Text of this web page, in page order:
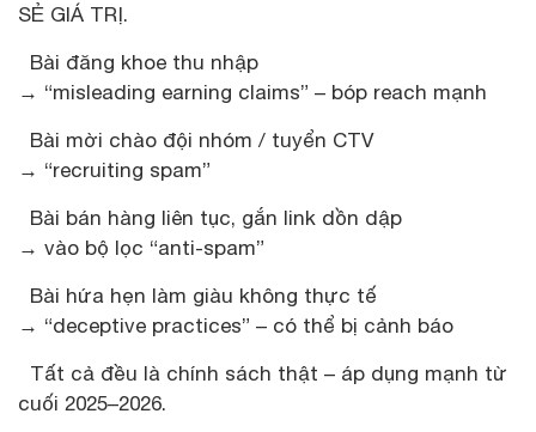
SẺ GIÁ TRỊ.
Bài đăng khoe thu nhập
→ “misleading earning claims” – bóp reach mạnh
Bài mời chào đội nhóm / tuyển CTV
→ “recruiting spam”
Bài bán hàng liên tục, gắn link dồn dập
→ vào bộ lọc “anti-spam”
Bài hứa hẹn làm giàu không thực tế
→ “deceptive practices” – có thể bị cảnh báo
Tất cả đều là chính sách thật – áp dụng mạnh từ
cuối 2025–2026.